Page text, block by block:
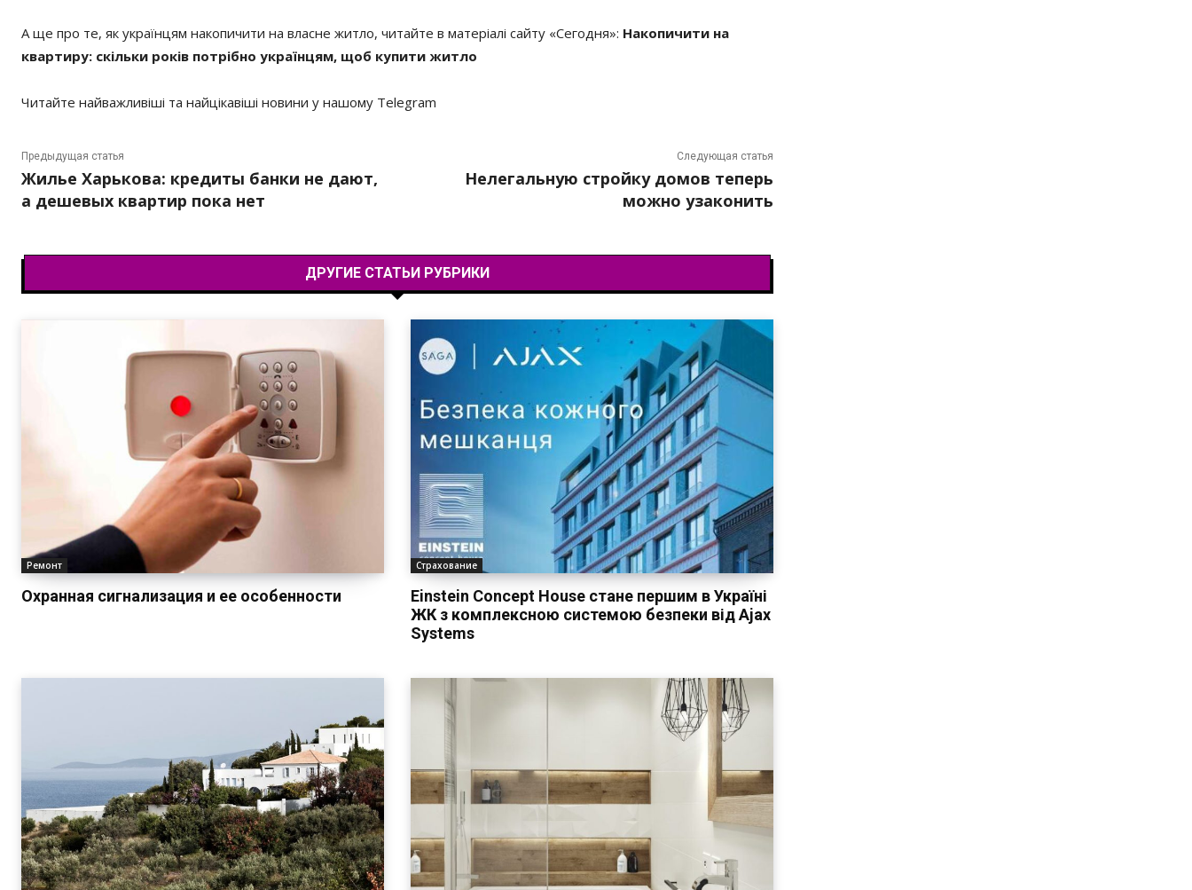
А ще про те, як українцям накопичити на власне житло, читайте в матеріалі сайту «Сегодня»: Накопичити на
квартиру: скільки років потрібно українцям, щоб купити житло
Читайте найважливіші та найцікавіші новини у нашому Telegram
Предыдущая статья
Жилье Харькова: кредиты банки не дают,
а дешевых квартир пока нет
Следующая статья
Нелегальную стройку домов теперь
можно узаконить
ДРУГИЕ СТАТЬИ РУБРИКИ
Ремонт
Охранная сигнализация и ее особенности
Страхование
Einstein Concept House стане першим в Україні
ЖК з комплексною системою безпеки від Ajax
Systems